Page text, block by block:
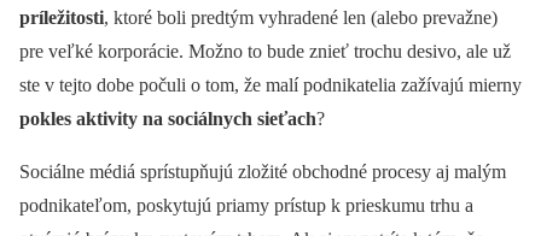
príležitosti, ktoré boli predtým vyhradené len (alebo prevažne)
pre veľké korporácie. Možno to bude znieť trochu desivo, ale už
ste v tejto dobe počuli o tom, že malí podnikatelia zažívajú mierny
pokles aktivity na sociálnych sieťach?
Sociálne médiá sprístupňujú zložité obchodné procesy aj malým
podnikateľom, poskytujú priamy prístup k prieskumu trhu a